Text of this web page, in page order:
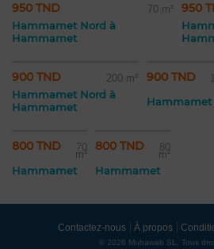
950 TND 70 m²
Hammamet Nord à
Hammamet
950
900 TND 200 m²
Hammamet Nord à
Hammamet
900 TND
Hammamet
800 TND 70
m²
Hammamet
800 TND 80
m²
Hammamet
Contactez-nous À propos
© 2026 Mubawab SL. Tous